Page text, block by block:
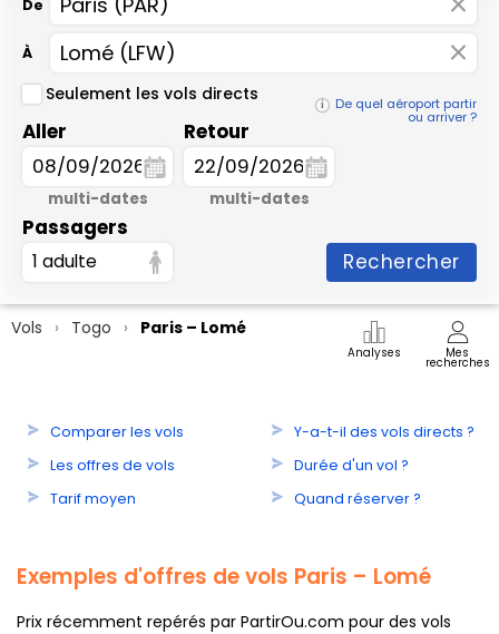
De
À ×
De quel aéroport partir
ou arriver ?
Seulement les vols directs
Aller
multi-dates
Retour
multi-dates
Passagers
1 adulte Rechercher
Vols Togo Paris – Lomé
Analyses Mes
recherches
Exemples d'offres de vols Paris – Lomé
Prix récemment repérés par PartirOu.com pour des vols
Comparer les vols
Les offres de vols
Tarif moyen
Y-a-t-il des vols directs ?
Durée d'un vol ?
Quand réserver ?